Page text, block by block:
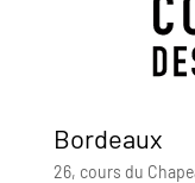
Bordeaux
26, cours du